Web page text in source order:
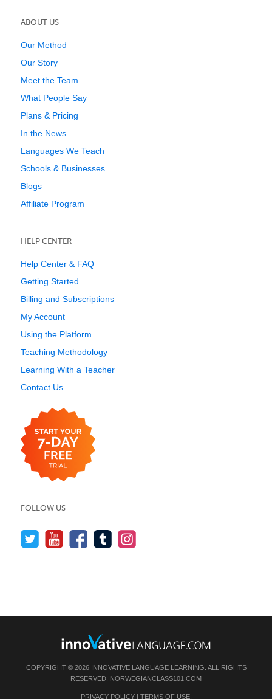
ABOUT US
Our Method
Our Story
Meet the Team
What People Say
Plans & Pricing
In the News
Languages We Teach
Schools & Businesses
Blogs
Affiliate Program
HELP CENTER
Help Center & FAQ
Getting Started
Billing and Subscriptions
My Account
Using the Platform
Teaching Methodology
Learning With a Teacher
Contact Us
FOLLOW US
COPYRIGHT © 2026 INNOVATIVE LANGUAGE LEARNING. ALL RIGHTS
RESERVED. NORWEGIANCLASS101.COM
PRIVACY POLICY| TERMS OF USE.